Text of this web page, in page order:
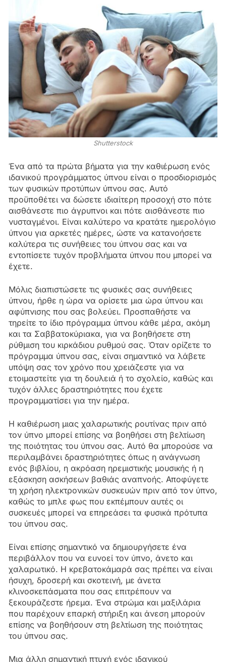
Shutterstock
Ένα από τα πρώτα βήματα για την καθιέρωση ενός
ιδανικού προγράμματος ύπνου είναι ο προσδιορισμός
των φυσικών προτύπων ύπνου σας. Αυτό
προϋποθέτει να δώσετε ιδιαίτερη προσοχή στο πότε
αισθάνεστε πιο άγρυπνοι και πότε αισθάνεστε πιο
νυσταγμένοι. Είναι καλύτερο να κρατάτε ημερολόγιο
ύπνου για αρκετές ημέρες, ώστε να κατανοήσετε
καλύτερα τις συνήθειες του ύπνου σας και να
εντοπίσετε τυχόν προβλήματα ύπνου που μπορεί να
έχετε.
Μόλις διαπιστώσετε τις φυσικές σας συνήθειες
ύπνου, ήρθε η ώρα να ορίσετε μια ώρα ύπνου και
αφύπνισης που σας βολεύει. Προσπαθήστε να
τηρείτε το ίδιο πρόγραμμα ύπνου κάθε μέρα, ακόμη
και τα Σαββατοκύριακα, για να βοηθήσετε στη
ρύθμιση του κιρκάδιου ρυθμού σας. Όταν ορίζετε το
πρόγραμμα ύπνου σας, είναι σημαντικό να λάβετε
υπόψη σας τον χρόνο που χρειάζεστε για να
ετοιμαστείτε για τη δουλειά ή το σχολείο, καθώς και
τυχόν άλλες δραστηριότητες που έχετε
προγραμματίσει για την ημέρα.
Η καθιέρωση μιας χαλαρωτικής ρουτίνας πριν από
τον ύπνο μπορεί επίσης να βοηθήσει στη βελτίωση
της ποιότητας του ύπνου σας. Αυτό θα μπορούσε να
περιλαμβάνει δραστηριότητες όπως η ανάγνωση
ενός βιβλίου, η ακρόαση ηρεμιστικής μουσικής ή η
εξάσκηση ασκήσεων βαθιάς αναπνοής. Αποφύγετε
τη χρήση ηλεκτρονικών συσκευών πριν από τον ύπνο,
καθώς το μπλε φως που εκπέμπουν αυτές οι
συσκευές μπορεί να επηρεάσει τα φυσικά πρότυπα
του ύπνου σας.
Είναι επίσης σημαντικό να δημιουργήσετε ένα
περιβάλλον που να ευνοεί τον ύπνο, άνετο και
χαλαρωτικό. Η κρεβατοκάμαρά σας πρέπει να είναι
ήσυχη, δροσερή και σκοτεινή, με άνετα
κλινοσκεπάσματα που σας επιτρέπουν να
ξεκουράζεστε ήρεμα. Ένα στρώμα και μαξιλάρια
που παρέχουν επαρκή στήριξη και άνεση μπορούν
επίσης να βοηθήσουν στη βελτίωση της ποιότητας
του ύπνου σας.
Μια άλλη σημαντική πτυχή ενός ιδανικού